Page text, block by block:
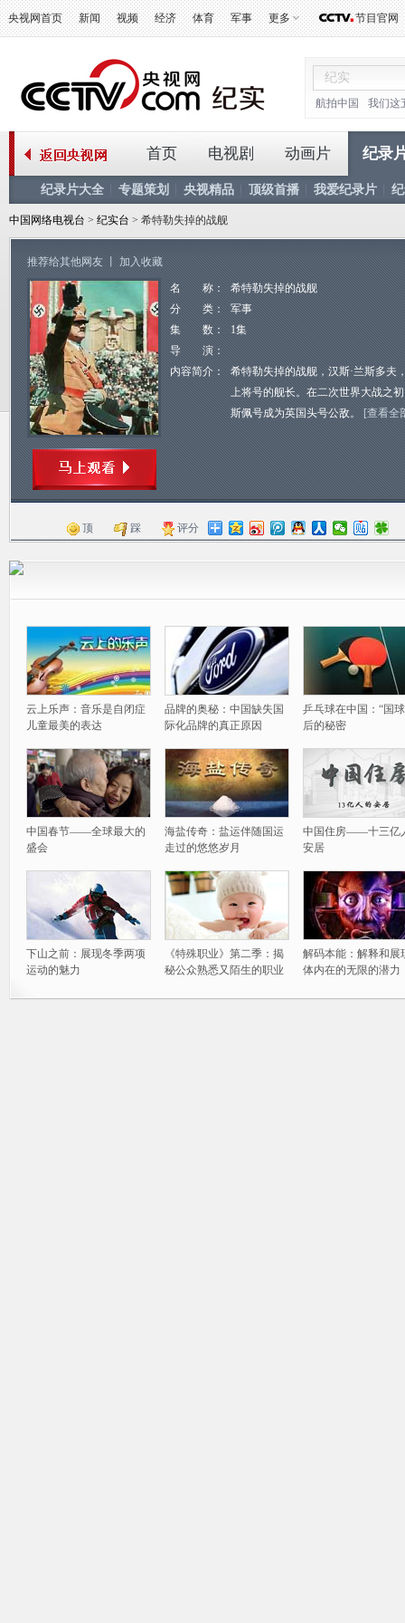
央视网首页 新闻 视频 经济 体育 军事 更多 节目官网
航拍中国 我们这
首页 电视剧 动画片 纪录
纪录片大全 专题策划 央视精品 顶级首播 我爱纪录片
中国网络电视台 > 纪实台 > 希特勒失掉的战舰
推荐给其他网友 加入收藏
名 称：
希特勒失掉的战舰
分 类：
军事
集 数：
1集
导 演：
内容简介：
希特勒失掉的战舰，汉斯·兰斯多夫
上将号的舰长。在二次世界大战之
斯佩号成为英国头号公敌。
[查看全
顶 踩 评分
云上乐声：音乐是自闭症
儿童最美的表达
品牌的奥秘：中国缺失国
际化品牌的真正原因
乒乓球在中国：“国
后的秘密
中国春节——全球最大的
盛会
海盐传奇：盐运伴随国运
走过的悠悠岁月
中国住房——十三亿
安居
下山之前：展现冬季两项
运动的魅力
《特殊职业》第二季：揭
秘公众熟悉又陌生的职业
解码本能：解释和展
体内在的无限的潜力